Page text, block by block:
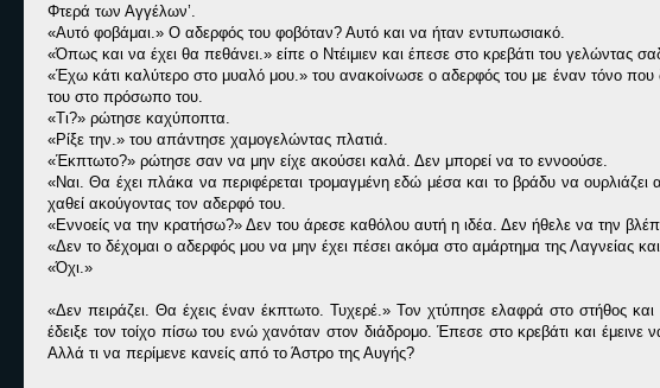
Φτερά των Αγγέλων’.
«Αυτό φοβάμαι.» Ο αδερφός του φοβόταν? Αυτό και να ήταν εντυπωσιακό.
«Όπως και να έχει θα πεθάνει.» είπε ο Ντέιμιεν και έπεσε στο κρεβάτι του γελώντας
«Έχω κάτι καλύτερο στο μυαλό μου.» του ανακοίνωσε ο αδερφός του με έναν τόνο
του στο πρόσωπο του.
«Τι?» ρώτησε καχύποπτα.
«Ρίξε την.» του απάντησε χαμογελώντας πλατιά.
«Έκπτωτο?» ρώτησε σαν να μην είχε ακούσει καλά. Δεν μπορεί να το εννοούσε.
«Ναι. Θα έχει πλάκα να περιφέρεται τρομαγμένη εδώ μέσα και το βράδυ να
χαθεί ακούγοντας τον αδερφό του.
«Εννοείς να την κρατήσω?» Δεν του άρεσε καθόλου αυτή η ιδέα. Δεν ήθελε να την
«Δεν το δέχομαι ο αδερφός μου να μην έχει πέσει ακόμα στο αμάρτημα της Λαγνείας
«Όχι.»
«Δεν πειράζει. Θα έχεις έναν έκπτωτο. Τυχερέ.» Τον χτύπησε ελαφρά στο στήθος
έδειξε τον τοίχο πίσω του ενώ χανόταν στον διάδρομο. Έπεσε στο κρεβάτι και
Αλλά τι να περίμενε κανείς από το Άστρο της Αυγής?